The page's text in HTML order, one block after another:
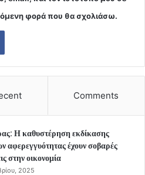
φορά που θα σχολιάσω.
Comments
Η καθυστέρηση εκδίκασης
αφερεγγυότητας έχουν σοβαρές
στην οικονομία
2025